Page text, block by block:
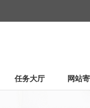
任务大厅 网站